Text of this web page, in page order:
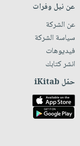
عن نيل وفرات
عن الشركة
سياسة الشركة
فيديوهات
انشر كتابك
حمّل iKitab